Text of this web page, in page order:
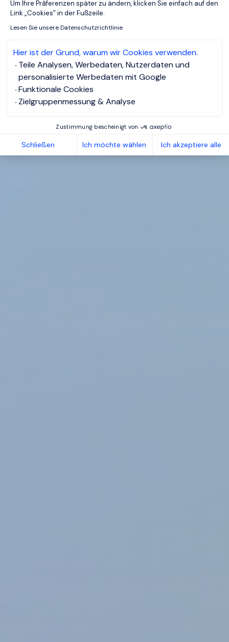
Um Ihre Prâferenzen später zu ändern, klicken Sie einfach auf den
Link „Cookies” in der Fußzeile.
Lesen Sie unsere Datenschutzrichtlinie
Hier ist der Grund, warum wir Cookies verwenden.
Teile Analysen, Werbedaten, Nutzerdaten und
personalisierte Werbedaten mit Google
Funktionale Cookies
Zielgruppenmessung & Analyse
Zustimmung bescheinigt von
Schließen Ich möchte wählen Ich akzeptiere alle